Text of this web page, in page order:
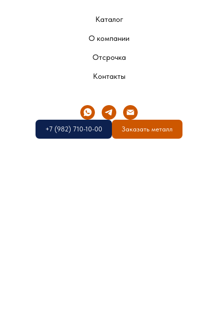
Каталог
О компании
Отсрочка
Контакты
+7 (982) 710-10-00 Заказать металл